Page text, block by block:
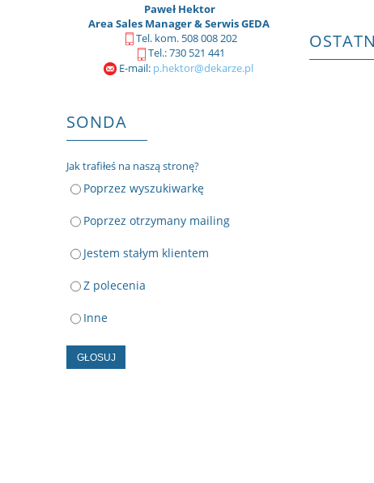
Paweł Hektor
Area Sales Manager & Serwis GEDA
Tel. kom. 508 008 202
Tel.: 730 521 441
E-mail: p.hektor@dekarze.pl
SONDA
Jak trafiłeś na naszą stronę?
Poprzez wyszukiwarkę
Poprzez otrzymany mailing
Jestem stałym klientem
Z polecenia
Inne
GŁOSUJ